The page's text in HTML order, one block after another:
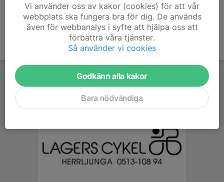
Hela kalendern
Vi använder oss av kakor (cookies) för att vår
webbplats ska fungera bra för dig. De används
även för webbanalys i syfte att hjälpa oss att
förbättra våra tjänster.
Så använder vi cookies
Godkänn alla kakor
Bara nödvändiga